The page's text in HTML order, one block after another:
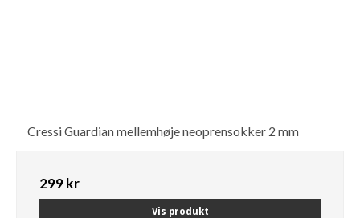
Cressi Guardian mellemhøje neoprensokker 2 mm
299 kr
Vis produkt